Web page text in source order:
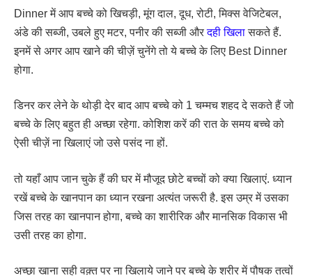
Dinner में आप बच्चे को खिचड़ी, मूंग दाल, दूध, रोटी, मिक्स वेजिटेबल,
अंडे की सब्जी, उबले हुए मटर, पनीर की सब्जी औरदही खिलासकते हैं.
इनमें से अगर आप खाने की चीज़ें चुनेंगे तो ये बच्चे के लिए Best Dinner
होगा.
डिनर कर लेने के थोड़ी देर बाद आप बच्चे को 1 चम्मच शहद दे सकते हैं जो
बच्चे के लिए बहुत ही अच्छा रहेगा. कोशिश करें की रात के समय बच्चे को
ऐसी चीज़ें ना खिलाएं जो उसे पसंद ना हों.
तो यहाँ आप जान चुके हैं की घर में मौजूद छोटे बच्चों को क्या खिलाएं. ध्यान
रखें बच्चे के खानपान का ध्यान रखना अत्यंत जरूरी है. इस उम्र में उसका
जिस तरह का खानपान होगा, बच्चे का शारीरिक और मानसिक विकास भी
उसी तरह का होगा.
अच्छा खाना सही वक़्त पर ना खिलाये जाने पर बच्चे के शरीर में पौषक तत्वों